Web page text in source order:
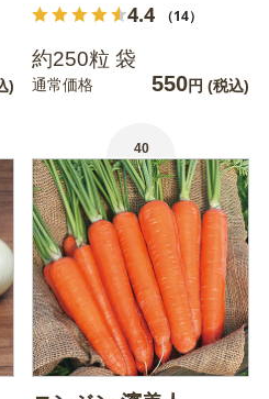
)
4.4 （14）
約250粒 袋
通常価格 550円 (税込)
40